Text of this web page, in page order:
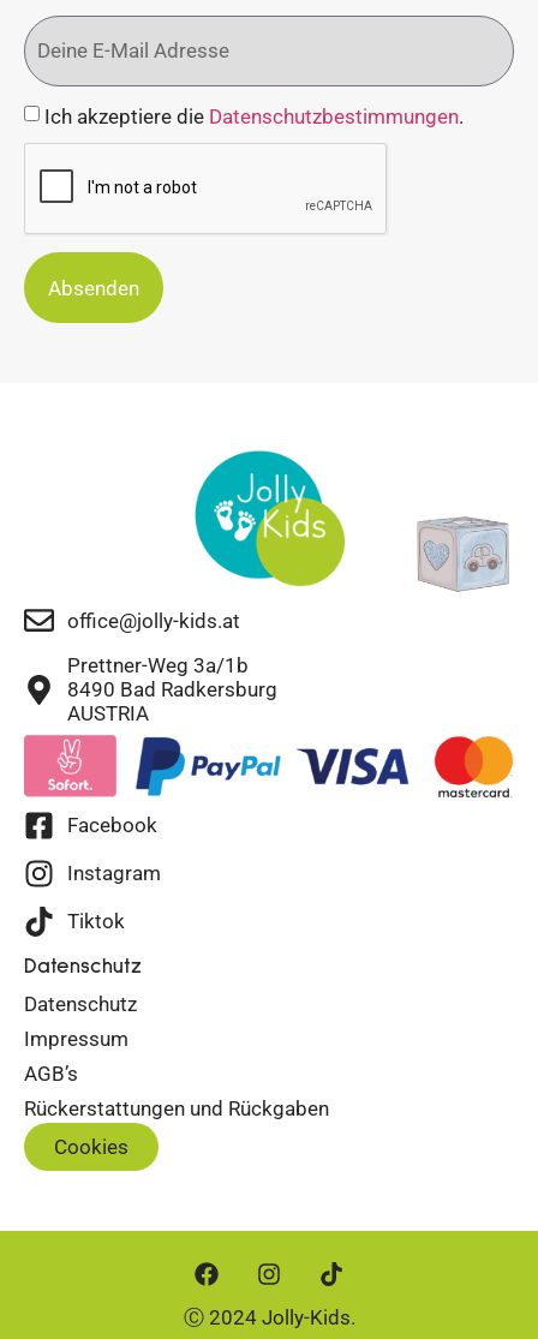
Ich akzeptiere die Datenschutzbestimmungen.
Absenden
office@jolly-kids.at
Prettner-Weg 3a/1b
8490 Bad Radkersburg
AUSTRIA
Facebook
Instagram
Tiktok
Datenschutz
Datenschutz
Impressum
AGB’s
Rückerstattungen und Rückgaben
Cookies
Ⓒ 2024 Jolly-Kids.